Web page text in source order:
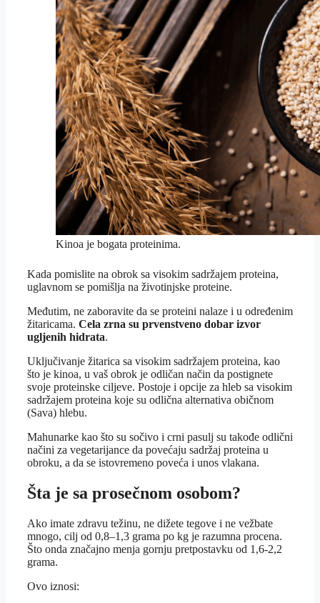
Kinoa je bogata proteinima.
Kada pomislite na obrok sa visokim sadržajem proteina,
uglavnom se pomišlja na životinjske proteine.
Međutim, ne zaboravite da se proteini nalaze i u određenim
žitaricama. Cela zrna su prvenstveno dobar izvor
ugljenih hidrata.
Uključivanje žitarica sa visokim sadržajem proteina, kao
što je kinoa, u vaš obrok je odličan način da postignete
svoje proteinske ciljeve. Postoje i opcije za hleb sa visokim
sadržajem proteina koje su odlična alternativa običnom
(Sava) hlebu.
Mahunarke kao što su sočivo i crni pasulj su takođe odlični
načini za vegetarijance da povećaju sadržaj proteina u
obroku, a da se istovremeno poveća i unos vlakana.
Šta je sa prosečnom osobom?
Ako imate zdravu težinu, ne dižete tegove i ne vežbate
mnogo, cilj od 0,8–1,3 grama po kg je razumna procena.
Što onda značajno menja gornju pretpostavku od 1,6-2,2
grama.
Ovo iznosi: